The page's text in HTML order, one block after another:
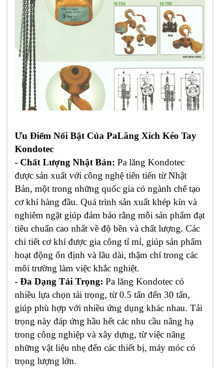
Ưu Điểm Nổi Bật Của PaLăng Xích Kéo Tay
Kondotec
- Chất Lượng Nhật Bản: Pa lăng Kondotec
được sản xuất với công nghệ tiên tiến từ Nhật
Bản, một trong những quốc gia có ngành chế tạo
cơ khí hàng đầu. Quá trình sản xuất khép kín và
nghiêm ngặt giúp đảm bảo rằng mỗi sản phẩm đạt
tiêu chuẩn cao nhất về độ bền và chất lượng. Các
chi tiết cơ khí được gia công tỉ mỉ, giúp sản phẩm
hoạt động ổn định và lâu dài, thậm chí trong các
môi trường làm việc khắc nghiệt.
- Đa Dạng Tải Trọng: Pa lăng Kondotec có
nhiều lựa chọn tải trọng, từ 0.5 tấn đến 30 tấn,
giúp phù hợp với nhiều ứng dụng khác nhau. Tải
trọng này đáp ứng hầu hết các nhu cầu nâng hạ
trong công nghiệp và xây dựng, từ việc nâng
những vật liệu nhẹ đến các thiết bị, máy móc có
trọng lượng lớn.